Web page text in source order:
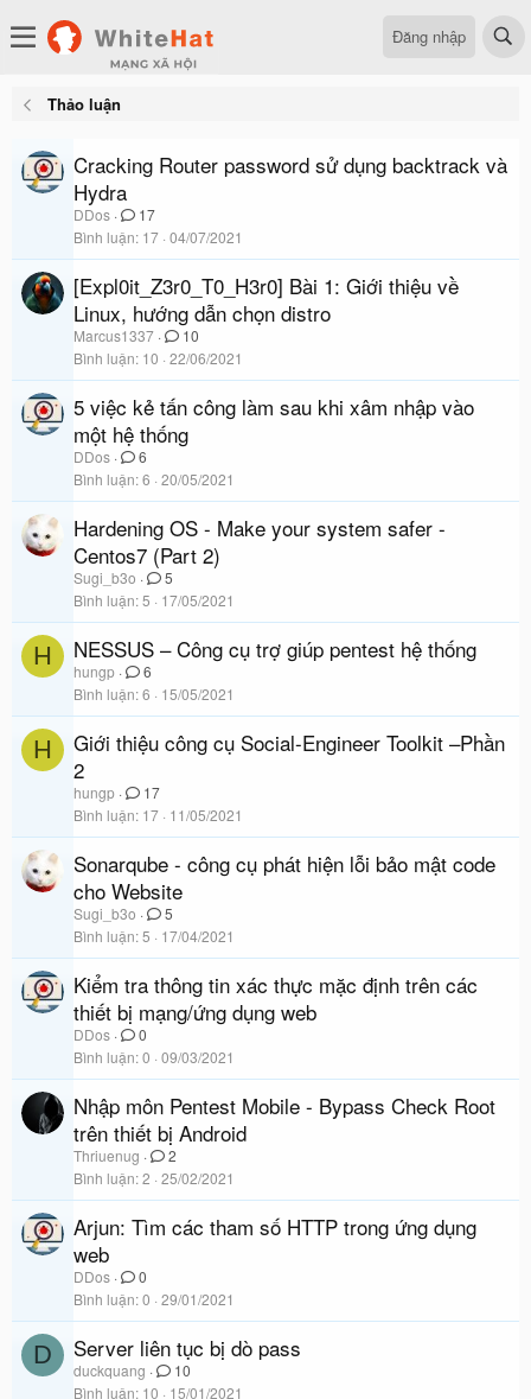
Đăng nhập
Thảo luận
Cracking Router password sử dụng backtrack và
Hydra
DDos
17
Bình luận 17 04/07/2021
[Expl0it_Z3r0_T0_H3r0] Bài 1: Giới thiệu về
Linux, hướng dẫn chọn distro
Marcus1337
10
Bình luận 10 22/06/2021
5 việc kẻ tấn công làm sau khi xâm nhập vào
một hệ thống
DDos
6
Bình luận 6 20/05/2021
Hardening OS - Make your system safer -
Centos7 (Part 2)
Sugi_b3o
5
Bình luận 5 17/05/2021
H NESSUS – Công cụ trợ giúp pentest hệ thống
hungp
6
Bình luận 6 15/05/2021
H
Giới thiệu công cụ Social-Engineer Toolkit –Phần
2
hungp
17
Bình luận 17 11/05/2021
Sonarqube - công cụ phát hiện lỗi bảo mật code
cho Website
Sugi_b3o
5
Bình luận 5 17/04/2021
Kiểm tra thông tin xác thực mặc định trên các
thiết bị mạng/ứng dụng web
DDos
0
Bình luận 0 09/03/2021
Nhập môn Pentest Mobile - Bypass Check Root
trên thiết bị Android
Thriuenug
2
Bình luận 2 25/02/2021
Arjun: Tìm các tham số HTTP trong ứng dụng
web
DDos
0
Bình luận 0 29/01/2021
D Server liên tục bị dò pass
duckquang
10
Bình luận 10 15/01/2021